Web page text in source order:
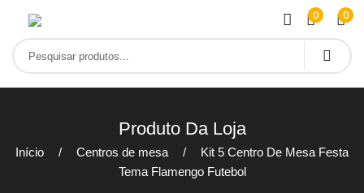
0 0
Produto Da Loja
Início Centros de mesa
Kit 5 Centro De Mesa Festa
Tema Flamengo Futebol